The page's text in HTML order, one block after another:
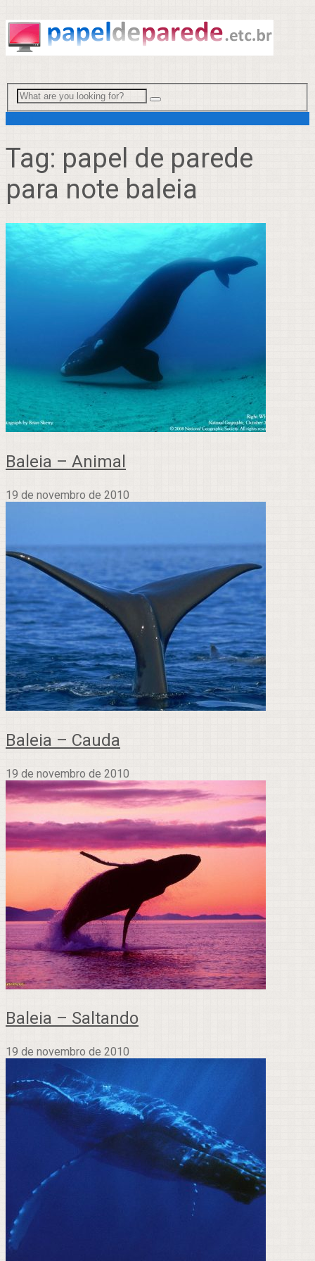
Tag: papel de parede
para note baleia
Baleia – Animal
19 de novembro de 2010
Baleia – Cauda
19 de novembro de 2010
Baleia – Saltando
19 de novembro de 2010